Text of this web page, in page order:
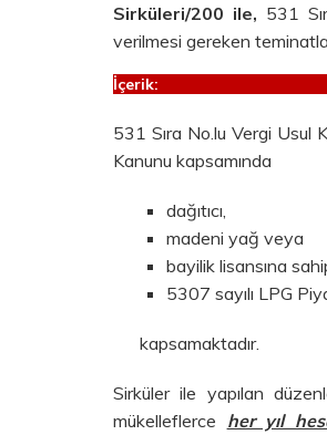
Sirküleri/200 ile, 531
verilmesi gereken
İçerik:
531 Sıra No.lu Vergi Usul
Kanunu kapsamında
dağıtıcı,
madeni yağ veya
bayilik lisansına
5307 sayılı LPG
kapsamaktadır.
Sirküler ile yapılan
mükelleflerce her yıl